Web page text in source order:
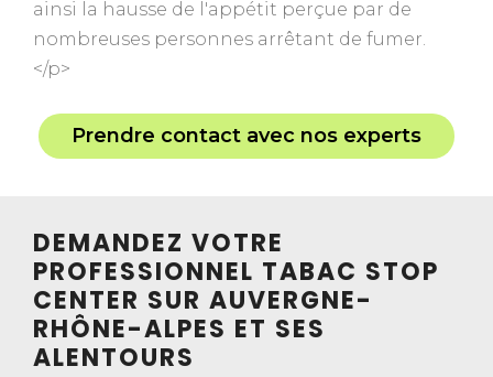
ainsi la hausse de l'appétit perçue par de
nombreuses personnes arrêtant de fumer.
</p>
Prendre contact avec nos experts
DEMANDEZ VOTRE
PROFESSIONNEL TABAC STOP
CENTER SUR AUVERGNE-
RHÔNE-ALPES ET SES
ALENTOURS